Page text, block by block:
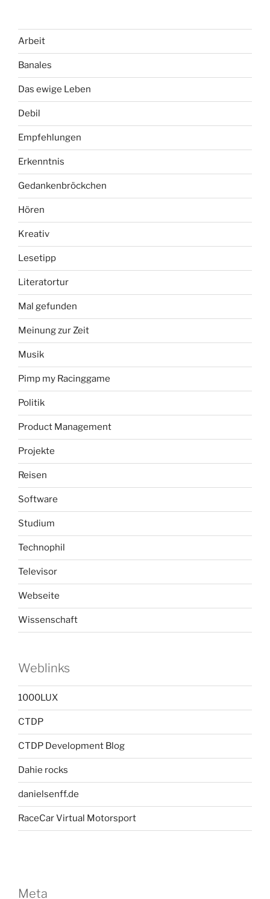
Arbeit
Banales
Das ewige Leben
Debil
Empfehlungen
Erkenntnis
Gedankenbröckchen
Hören
Kreativ
Lesetipp
Literatortur
Mal gefunden
Meinung zur Zeit
Musik
Pimp my Racinggame
Politik
Product Management
Projekte
Reisen
Software
Studium
Technophil
Televisor
Webseite
Wissenschaft
Weblinks
1000LUX
CTDP
CTDP Development Blog
Dahie rocks
danielsenff.de
RaceCar Virtual Motorsport
Meta